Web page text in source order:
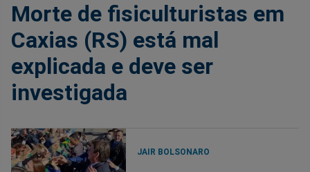
Morte de fisiculturistas em
Caxias (RS) está mal
explicada e deve ser
investigada
JAIR BOLSONARO